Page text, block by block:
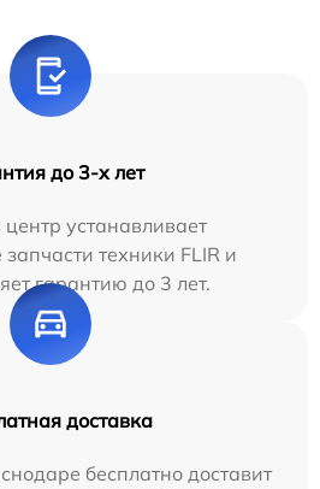
до 3-х лет
устанавливает
техники FLIR и
гарантию до 3 лет.
доставка
бесплатно доставит